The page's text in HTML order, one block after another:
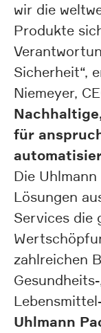
wir die
Produkte
Sicherheit“,
Niemeyer,
für
Die
Lösungen
Services die
zahlreichen
Uhlmann